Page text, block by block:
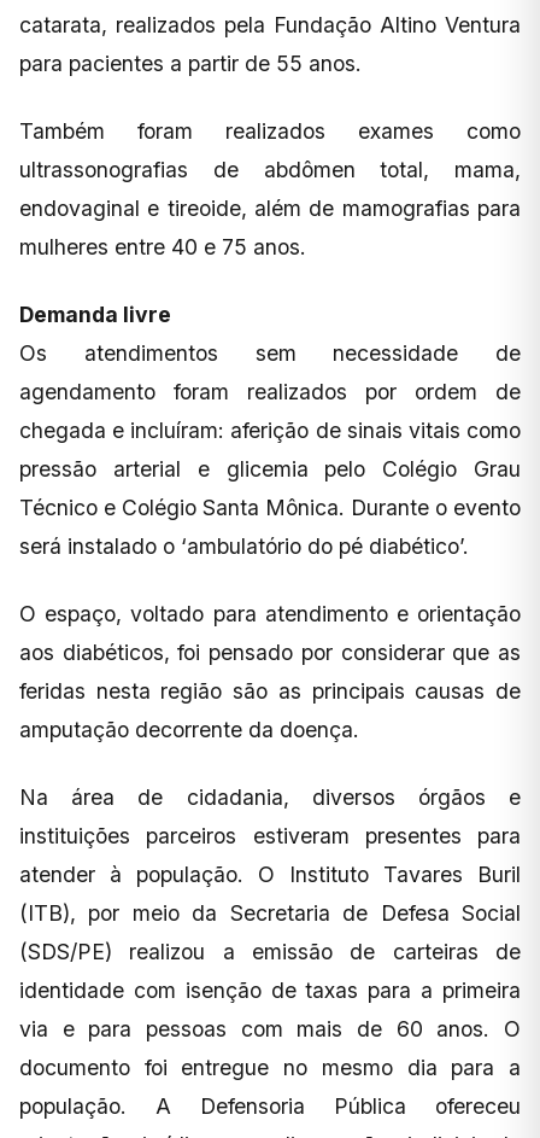
catarata, realizados pela Fundação Altino Ventura
para pacientes a partir de 55 anos.
Também foram realizados exames como
ultrassonografias de abdômen total, mama,
endovaginal e tireoide, além de mamografias para
mulheres entre 40 e 75 anos.
Demanda livre
Os atendimentos sem necessidade de
agendamento foram realizados por ordem de
chegada e incluíram: aferição de sinais vitais como
pressão arterial e glicemia pelo Colégio Grau
Técnico e Colégio Santa Mônica. Durante o evento
será instalado o ‘ambulatório do pé diabético’.
O espaço, voltado para atendimento e orientação
aos diabéticos, foi pensado por considerar que as
feridas nesta região são as principais causas de
amputação decorrente da doença.
Na área de cidadania, diversos órgãos e
instituições parceiros estiveram presentes para
atender à população. O Instituto Tavares Buril
(ITB), por meio da Secretaria de Defesa Social
(SDS/PE) realizou a emissão de carteiras de
identidade com isenção de taxas para a primeira
via e para pessoas com mais de 60 anos. O
documento foi entregue no mesmo dia para a
população. A Defensoria Pública ofereceu